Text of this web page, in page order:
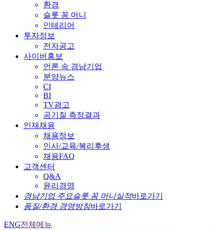
환경
슬롯 꽁 머니
인테리어
투자정보
전자공고
사이버홍보
언론 속 경남기업
분양뉴스
CI
BI
TV광고
공기질 측정결과
인재채용
채용정보
인사/교육/복리후생
채용FAQ
고객센터
Q&A
윤리경영
경남기업 주요슬롯 꽁 머니실적바로가기
품질/환경 경영방침바로가기
ENG전체메뉴